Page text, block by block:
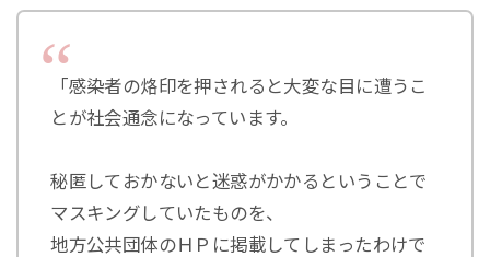
「感染者の烙印を押されると大変な目に遭うこ
とが社会通念になっています。
秘匿しておかないと迷惑がかかるということで
マスキングしていたものを、
地方公共団体のＨＰに掲載してしまったわけで